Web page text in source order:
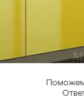
Поможем